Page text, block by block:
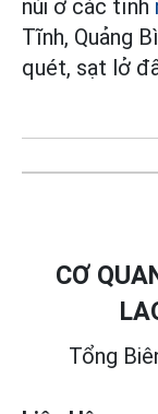
núi ở các tỉnh
Tĩnh, Quảng
quét, sạt lở
CƠ
Tổng